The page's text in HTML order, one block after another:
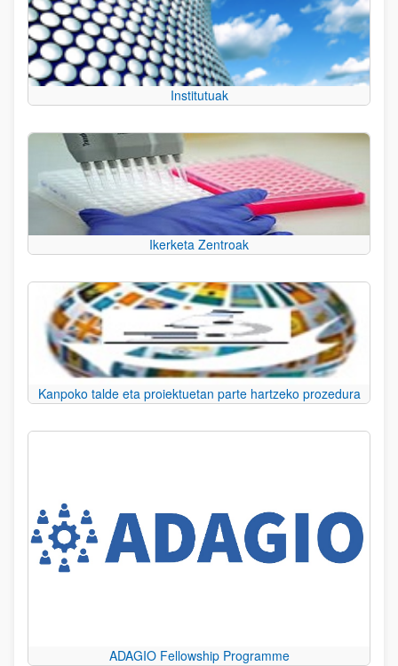
Institutuak
Ikerketa Zentroak
Kanpoko talde eta proiektuetan parte hartzeko prozedura
ADAGIO Fellowship Programme